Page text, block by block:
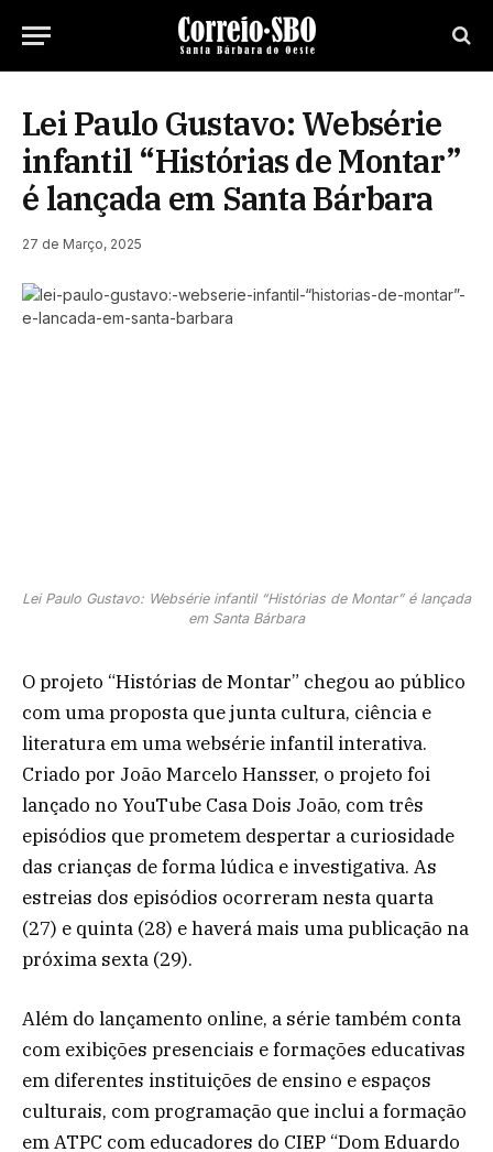
Lei Paulo Gustavo: Websérie
infantil “Histórias de Montar”
é lançada em Santa Bárbara
27 de Março, 2025
Lei Paulo Gustavo: Websérie infantil “Histórias de Montar” é lançada
em Santa Bárbara
O projeto “Histórias de Montar” chegou ao público
com uma proposta que junta cultura, ciência e
literatura em uma websérie infantil interativa.
Criado por João Marcelo Hansser, o projeto foi
lançado no YouTube Casa Dois João, com três
episódios que prometem despertar a curiosidade
das crianças de forma lúdica e investigativa. As
estreias dos episódios ocorreram nesta quarta
(27) e quinta (28) e haverá mais uma publicação na
próxima sexta (29).
Além do lançamento online, a série também conta
com exibições presenciais e formações educativas
em diferentes instituições de ensino e espaços
culturais, com programação que inclui a formação
em ATPC com educadores do CIEP “Dom Eduardo